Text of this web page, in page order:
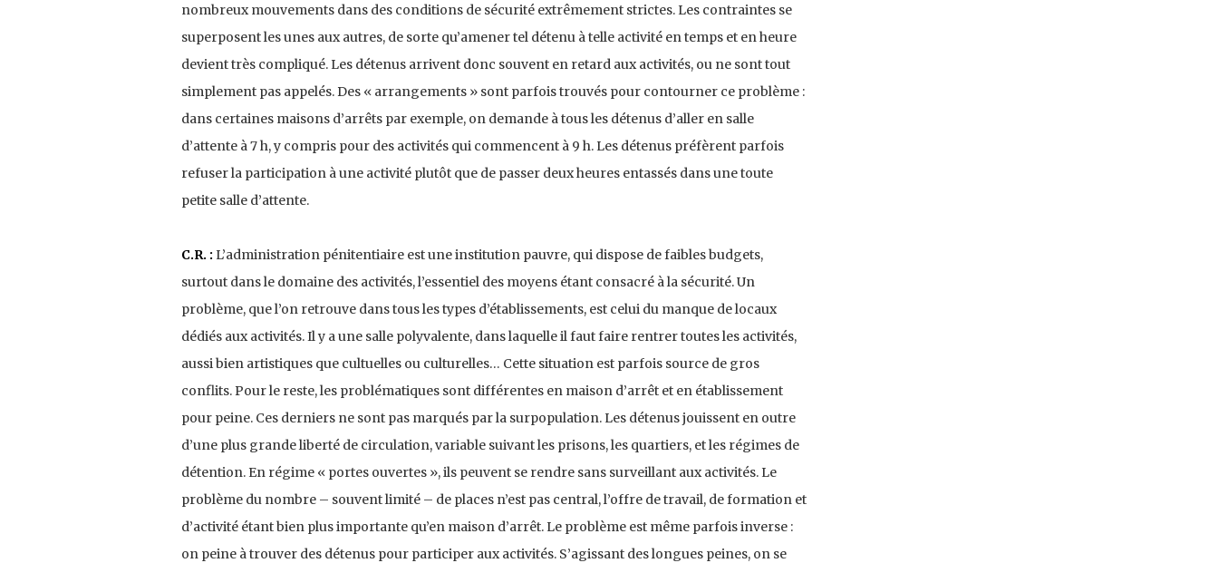
nombreux mouvements dans des conditions de sécurité extrêmement strictes. Les contraintes se
superposent les unes aux autres, de sorte qu’amener tel détenu à telle activité en temps et en heure
devient très compliqué. Les détenus arrivent donc souvent en retard aux activités, ou ne sont tout
simplement pas appelés. Des « arrangements » sont parfois trouvés pour contourner ce problème :
dans certaines maisons d’arrêts par exemple, on demande à tous les détenus d’aller en salle
d’attente à 7 h, y compris pour des activités qui commencent à 9 h. Les détenus préfèrent parfois
refuser la participation à une activité plutôt que de passer deux heures entassés dans une toute
petite salle d’attente.
C.R. : L’administration pénitentiaire est une institution pauvre, qui dispose de faibles budgets,
surtout dans le domaine des activités, l’essentiel des moyens étant consacré à la sécurité. Un
problème, que l’on retrouve dans tous les types d’établissements, est celui du manque de locaux
dédiés aux activités. Il y a une salle polyvalente, dans laquelle il faut faire rentrer toutes les activités,
aussi bien artistiques que cultuelles ou culturelles… Cette situation est parfois source de gros
conflits. Pour le reste, les problématiques sont différentes en maison d’arrêt et en établissement
pour peine. Ces derniers ne sont pas marqués par la surpopulation. Les détenus jouissent en outre
d’une plus grande liberté de circulation, variable suivant les prisons, les quartiers, et les régimes de
détention. En régime « portes ouvertes », ils peuvent se rendre sans surveillant aux activités. Le
problème du nombre – souvent limité – de places n’est pas central, l’offre de travail, de formation et
d’activité étant bien plus importante qu’en maison d’arrêt. Le problème est même parfois inverse :
on peine à trouver des détenus pour participer aux activités. S’agissant des longues peines, on se